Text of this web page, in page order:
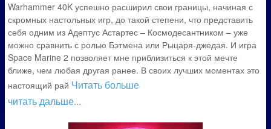
Warhammer 40K успешно расширил свои границы, начиная с
скромных настольных игр, до такой степени, что представить
себя одним из Адептус Астартес – Космодесантником – уже
можно сравнить с ролью Бэтмена или Рыцаря-джедая. И игра
Space Marine 2 позволяет мне приблизиться к этой мечте
ближе, чем любая другая ранее. В своих лучших моментах это
настоящий рай Читать больше
читать дальше...